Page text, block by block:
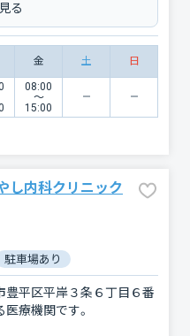
る
金 土 日
08:00
〜
15:00
し内科クリニック
駐車場あり
豊平区平岸３条６丁目６番
医療機関です。